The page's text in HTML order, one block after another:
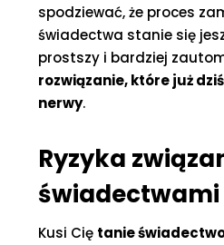
spodziewać, że proces
świadectwa stanie się
prostszy i bardziej
rozwiązanie, które już
nerwy.
Ryzyka
świadectwami
Kusi Cię tanie